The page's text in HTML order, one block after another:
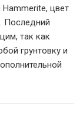
Hammerite, цвет
Последний
так как
грунтовку и